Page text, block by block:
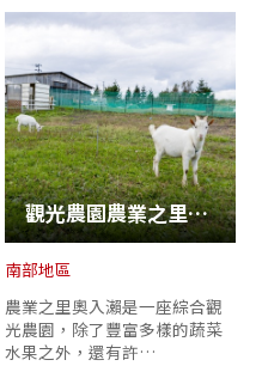
觀光農園農業之里奧入瀨
南部地區
農業之里奧入瀨是一座綜合觀
光農園，除了豐富多樣的蔬菜
水果之外，還有許…